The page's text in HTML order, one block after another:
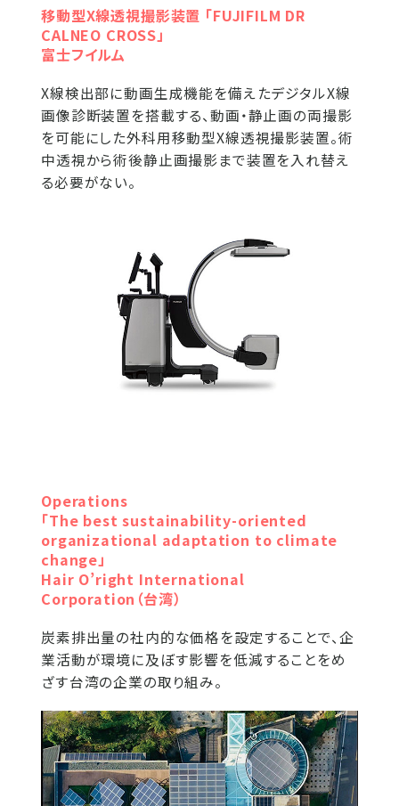
移動型X線透視撮影装置 「FUJIFILM DR
CALNEO CROSS」
富士フイルム
X線検出部に動画生成機能を備えたデジタルX線
画像診断装置を搭載する、動画・静止画の両撮影
を可能にした外科用移動型X線透視撮影装置。術
中透視から術後静止画撮影まで装置を入れ替え
る必要がない。
Operations
「The best sustainability-oriented
organizational adaptation to climate
change」
Hair O’right International
Corporation（台湾）
炭素排出量の社内的な価格を設定することで、企
業活動が環境に及ぼす影響を低減することをめ
ざす台湾の企業の取り組み。